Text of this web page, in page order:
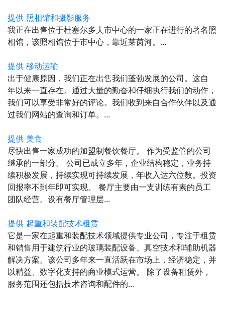
提供 照相馆和摄影服务
我正在出售位于杜塞尔多夫市中心的一家正在进行的著名照
相馆，该照相馆位于市中心，靠近莱茵河。...
提供 移动运输
出于健康原因，我们正在出售我们蓬勃发展的公司。这自
年以来一直存在。通过大量的勤奋和仔细执行我们的动作，
我们可以享受非常好的评论。我们收到来自合作伙伴以及通
过我们网站的查询和订单。...
提供 美食
尽快出售一家成功的加盟制餐饮餐厅。 作为受监管的公司
继承的一部分。 公司已成立多年，企业结构稳定，业务持
续积极发展，持续实现可持续发展，年收入达六位数。投资
回报率不到年即可实现。 餐厅主要由一支训练有素的员工
团队经营。设有餐厅管理层...
提供 起重和装配技术租赁
它是一家在起重和装配技术领域提供专业公司，专注于租赁
和销售用于建筑行业的玻璃装配设备、真空技术和辅助机器
解决方案。该公司多年来一直活跃在市场上，经济稳定，并
以精益、数字化支持的商业模式运营。 除了设备租赁外，
服务范围还包括技术咨询和配件的...